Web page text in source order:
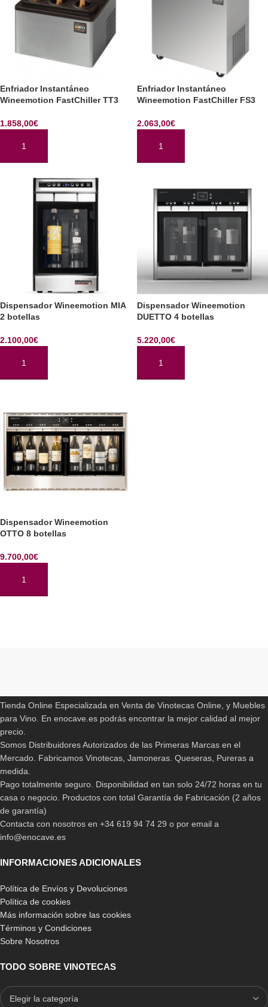
Enfriador Instantáneo
Wineemotion FastChiller TT3
1.858,00€
AÑADIR AL CARRITO
Enfriador Instantáneo
Wineemotion FastChiller FS3
2.063,00€
AÑADIR AL CARRITO
Dispensador Wineemotion MIA
2 botellas
2.100,00€
AÑADIR AL CARRITO
Dispensador Wineemotion
DUETTO 4 botellas
5.220,00€
AÑADIR AL CARRITO
Dispensador Wineemotion
OTTO 8 botellas
9.700,00€
AÑADIR AL CARRITO
Tienda Online Especializada en Venta de Vinotecas Online, y Muebles
para Vino. En enocave.es podrás encontrar la mejor calidad al mejor
precio.
Somos Distribuidores Autorizados de las Primeras Marcas en el
Mercado. Fabricamos Vinotecas, Jamoneras. Queseras, Pureras a
medida.
Pago totalmente seguro. Disponibilidad en tan solo 24/72 horas en tu
casa o negocio. Productos con total Garantía de Fabricación (2 años
de garantía)
Contacta con nosotros en +34 619 94 74 29 o por email a
info@enocave.es
INFORMACIONES ADICIONALES
Política de Envíos y Devoluciones
Política de cookies
Más información sobre las cookies
Términos y Condiciones
Sobre Nosotros
TODO SOBRE VINOTECAS